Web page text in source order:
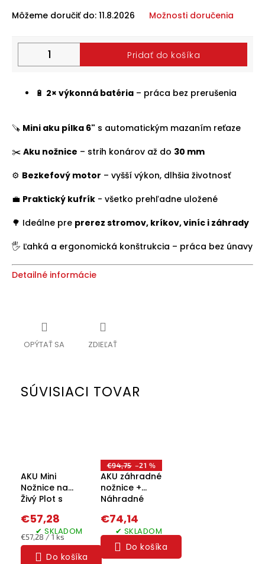
Halloween
Prihlásenie
Môžeme doručiť do: 11.8.2026 Možnosti doručenia
Pridať do košíka
🔋 2× výkonná batéria – práca bez prerušenia
🪚 Mini aku pílka 6" s automatickým mazaním reťaze
✂️ Aku nožnice – strih konárov až do 30 mm
⚙️ Bezkefový motor – vyšší výkon, dlhšia životnosť
💼 Praktický kufrík - všetko prehľadne uložené
🌳 Ideálne pre prerez stromov, kríkov, viníc i záhrady
🖐️ Ľahká a ergonomická konštrukcia – práca bez únavy
Detailné informácie
OPÝTAŤ SA ZDIEĽAŤ
SÚVISIACI TOVAR
AKU Mini
Nožnice na
Živý Plot s
na Trávnik +
Náhradné
Batérie
✔ SKLADOM
€57,28
Jednotková
cena:
€57,28 / 1 ks
Do košíka
€94,75 –21 %
AKU záhradné
nožnice +
Náhradné
zadarmo
✔ SKLADOM
€74,14
Do košíka